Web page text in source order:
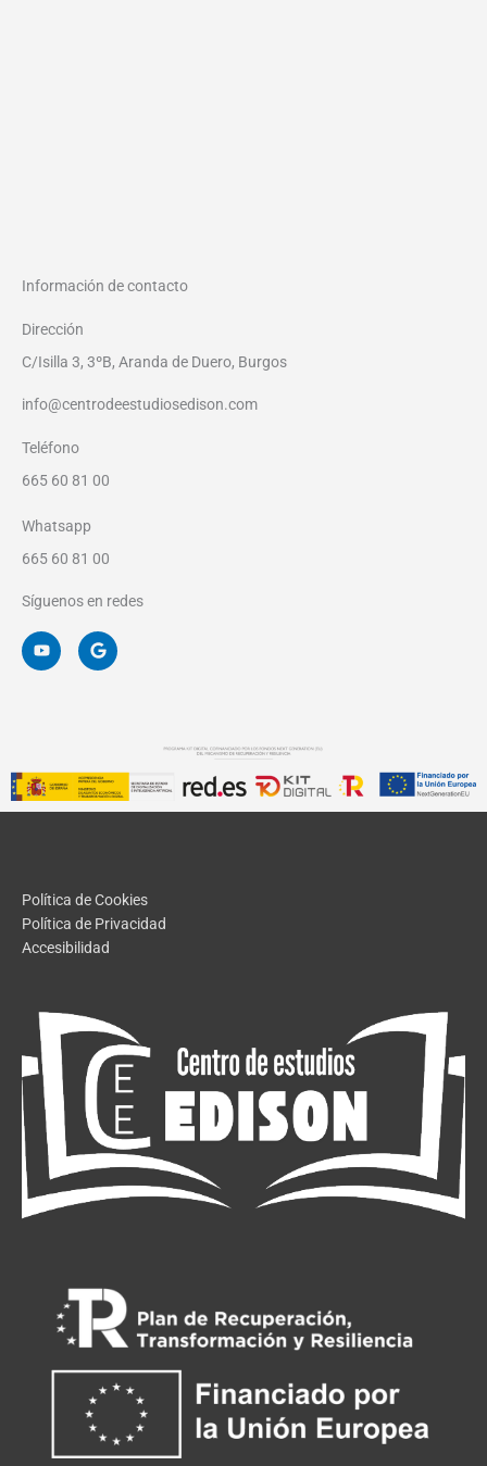
Información de contacto
Dirección
C/Isilla 3, 3ºB, Aranda de Duero, Burgos
info@centrodeestudiosedison.com
Teléfono
665 60 81 00
Whatsapp
665 60 81 00
Síguenos en redes
Y
o
u
G
o
o
Política de Cookies
Política de Privacidad
Accesibilidad